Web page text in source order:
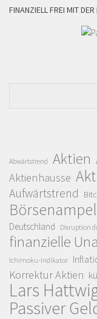
FINANZIELL FREI MIT
Abwärtstrend Aktien
Aktienhausse
Aufwärtstrend
Börsenampel
Deutschland Disruption
finanzielle
Ichimoku-Indikator
Korrektur Aktien
Lars
Passiver